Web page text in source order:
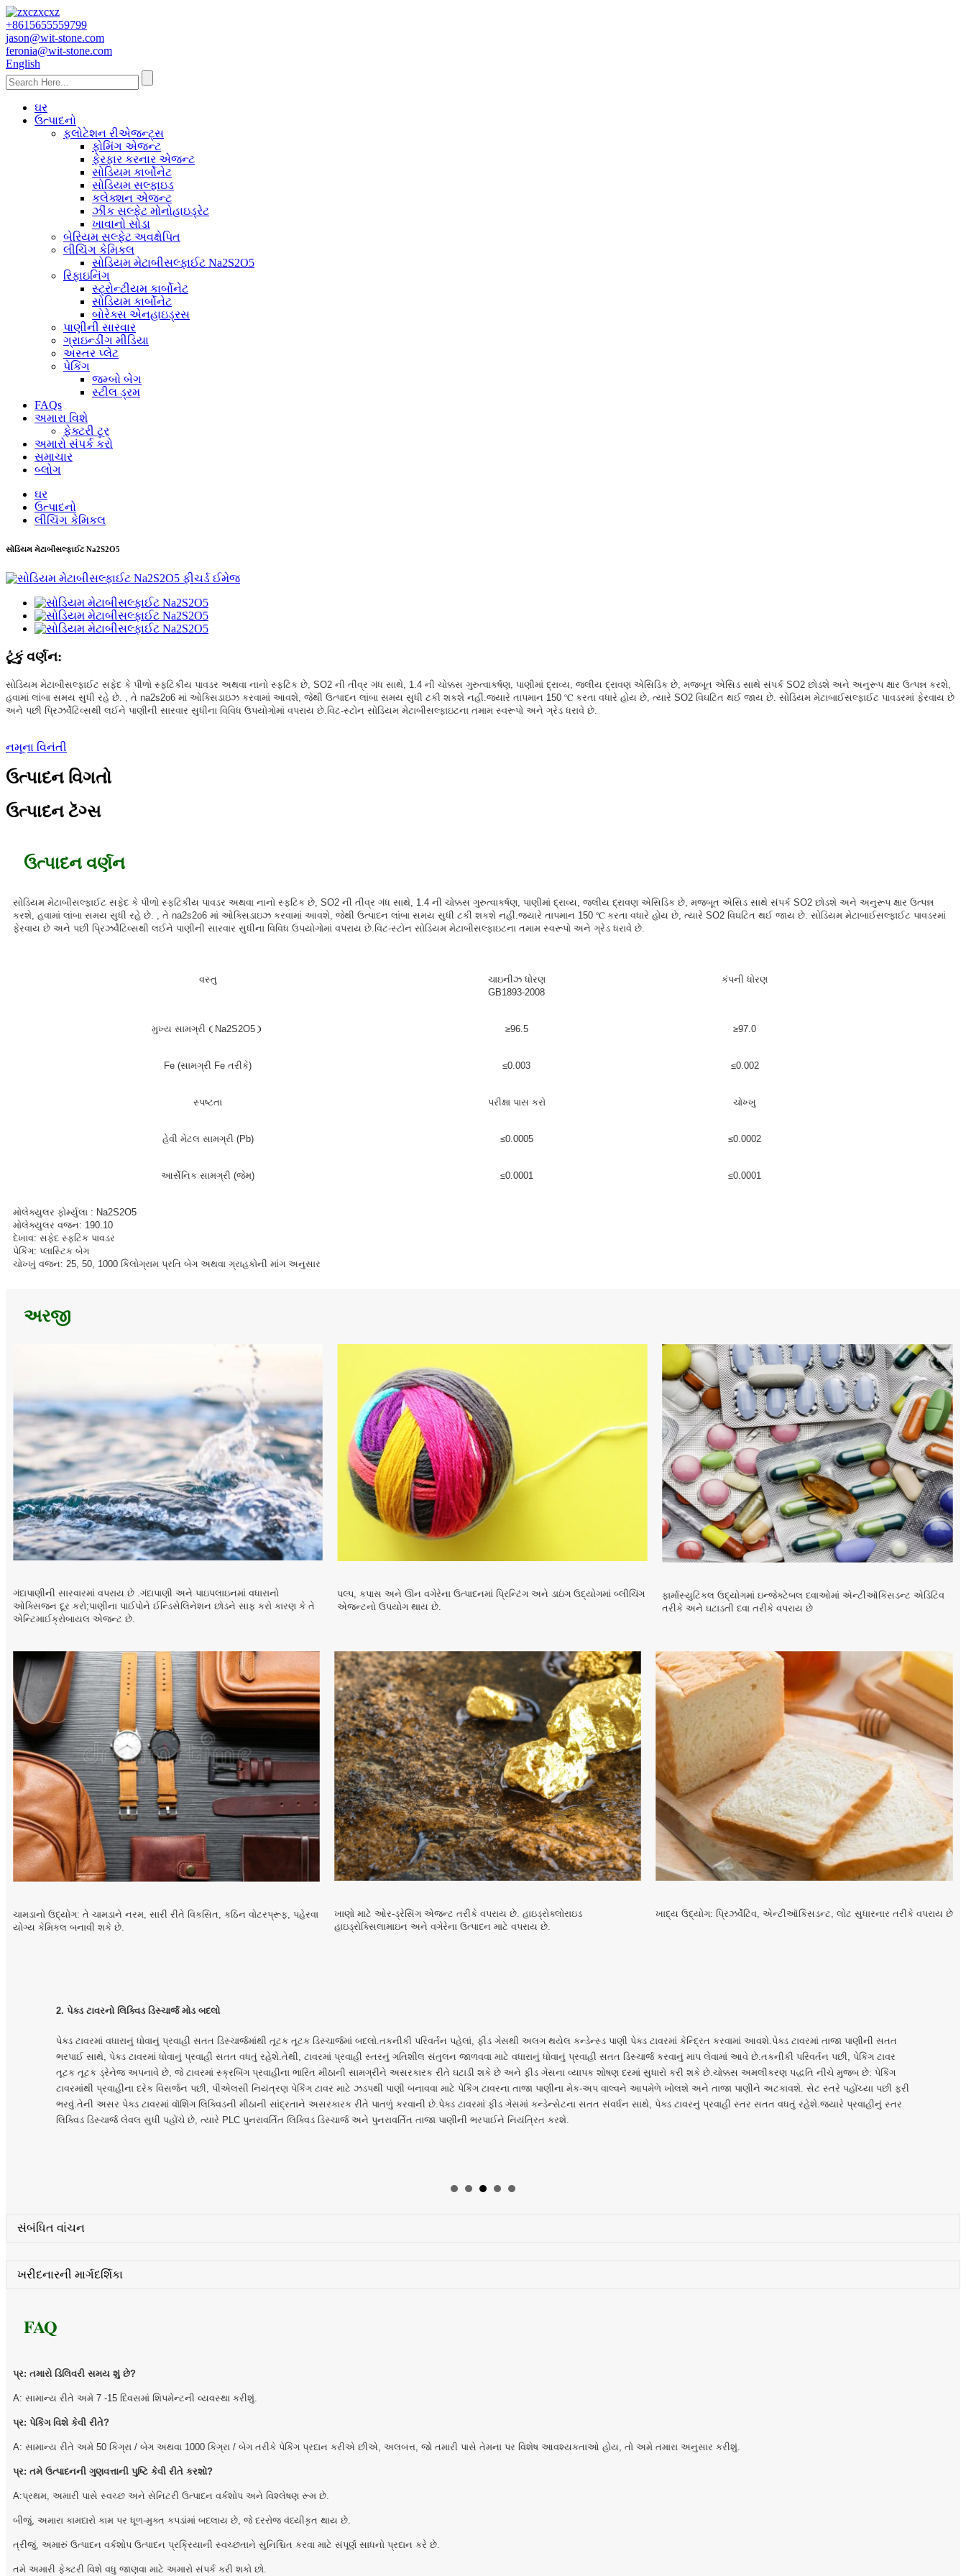
+8615655559799
jason@wit-stone.com
feronia@wit-stone.com
English
ઘર
ઉત્પાદનો
ફ્લોટેશન રીએજન્ટ્સ
ફોમિંગ એજન્ટ
ફેરફાર કરનાર એજન્ટ
સોડિયમ કાર્બોનેટ
સોડિયમ સલ્ફાઇડ
કલેક્શન એજન્ટ
ઝીંક સલ્ફેટ મોનોહાઇડ્રેટ
ખાવાનો સોડા
બેરિયમ સલ્ફેટ અવક્ષેપિત
લીચિંગ કેમિકલ
સોડિયમ મેટાબીસલ્ફાઈટ Na2S2O5
રિફાઇનિંગ
સ્ટ્રોન્ટીયમ કાર્બોનેટ
સોડિયમ કાર્બોનેટ
બોરેક્સ એનહાઇડ્રસ
પાણીની સારવાર
ગ્રાઇન્ડીંગ મીડિયા
અસ્તર પ્લેટ
પેકિંગ
જમ્બો બેગ
સ્ટીલ ડ્રમ
FAQs
અમારા વિશે
ફેક્ટરી ટૂર
અમારો સંપર્ક કરો
સમાચાર
બ્લોગ
ઘર
ઉત્પાદનો
લીચિંગ કેમિકલ
સોડિયમ મેટાબીસલ્ફાઈટ Na2S2O5
ટૂંકું વર્ણન:
સોડિયમ મેટાબીસલ્ફાઈટ સફેદ કે પીળો સ્ફટિકીય પાવડર અથવા નાનો સ્ફટિક છે, SO2 ની તીવ્ર ગંધ સાથે, 1.4 ની ચોક્કસ ગુરુત્વાકર્ષણ, પાણીમાં દ્રાવ્ય, જલીય દ્રાવણ એસિડિક છે, મજબૂત એસિડ સાથે સંપર્ક SO2 છોડશે અને અનુરૂપ ક્ષાર ઉત્પન્ન કરશે,
હવામાં લાંબા સમય સુધી રહે છે. , તે na2s2o6 માં ઓક્સિડાઇઝ કરવામાં આવશે, જેથી ઉત્પાદન લાંબા સમય સુધી ટકી શકશે નહીં.જ્યારે તાપમાન 150 ℃ કરતા વધારે હોય છે, ત્યારે SO2 વિઘટિત થઈ જાય છે. સોડિયમ મેટાબાઈસલ્ફાઈટ પાવડરમાં ફેરવાય છે
અને પછી પ્રિઝર્વેટિવ્સથી લઈને પાણીની સારવાર સુધીના વિવિધ ઉપયોગોમાં વપરાય છે.વિટ-સ્ટોન સોડિયમ મેટાબીસલ્ફાઇટના તમામ સ્વરૂપો અને ગ્રેડ ધરાવે છે.
નમૂના વિનંતી
ઉત્પાદન વિગતો
ઉત્પાદન ટૅગ્સ
ઉત્પાદન વર્ણન
સોડિયમ મેટાબીસલ્ફાઈટ સફેદ કે પીળો સ્ફટિકીય પાવડર અથવા નાનો સ્ફટિક છે, SO2 ની તીવ્ર ગંધ સાથે, 1.4 ની ચોક્કસ ગુરુત્વાકર્ષણ, પાણીમાં દ્રાવ્ય, જલીય દ્રાવણ એસિડિક છે, મજબૂત એસિડ સાથે સંપર્ક SO2 છોડશે અને અનુરૂપ ક્ષાર ઉત્પન્ન
કરશે, હવામાં લાંબા સમય સુધી રહે છે. , તે na2s2o6 માં ઓક્સિડાઇઝ કરવામાં આવશે, જેથી ઉત્પાદન લાંબા સમય સુધી ટકી શકશે નહીં.જ્યારે તાપમાન 150 ℃ કરતા વધારે હોય છે, ત્યારે SO2 વિઘટિત થઈ જાય છે. સોડિયમ મેટાબાઈસલ્ફાઈટ પાવડરમાં
ફેરવાય છે અને પછી પ્રિઝર્વેટિવ્સથી લઈને પાણીની સારવાર સુધીના વિવિધ ઉપયોગોમાં વપરાય છે.વિટ-સ્ટોન સોડિયમ મેટાબીસલ્ફાઇટના તમામ સ્વરૂપો અને ગ્રેડ ધરાવે છે.
વસ્તુ
ચાઇનીઝ ધોરણ
GB1893-2008
કંપની ધોરણ
મુખ્ય સામગ્રી（Na2S2O5） ≥96.5 ≥97.0
Fe (સામગ્રી Fe તરીકે) ≤0.003 ≤0.002
સ્પષ્ટતા પરીક્ષા પાસ કરો ચોખ્ખુ
હેવી મેટલ સામગ્રી (Pb) ≤0.0005 ≤0.0002
આર્સેનિક સામગ્રી (જેમ) ≤0.0001 ≤0.0001
મોલેક્યુલર ફોર્મ્યુલા : Na2S2O5
મોલેક્યુલર વજન: 190.10
દેખાવ: સફેદ સ્ફટિક પાવડર
પેકિંગ: પ્લાસ્ટિક બેગ
ચોખ્ખું વજન: 25, 50, 1000 કિલોગ્રામ પ્રતિ બેગ અથવા ગ્રાહકોની માંગ અનુસાર
અરજી
ગંદાપાણીની સારવારમાં વપરાય છે .ગંદાપાણી અને પાઇપલાઇનમાં વધારાનો
ઓક્સિજન દૂર કરો;પાણીના પાઈપોને ઈન્ડિસેલિનેશન છોડને સાફ કરો કારણ કે તે
એન્ટિમાઈક્રોબાયલ એજન્ટ છે.
પલ્પ, કપાસ અને ઊન વગેરેના ઉત્પાદનમાં પ્રિન્ટિંગ અને ડાઇંગ ઉદ્યોગમાં બ્લીચિંગ
એજન્ટનો ઉપયોગ થાય છે.
ફાર્માસ્યુટિકલ ઉદ્યોગમાં ઇન્જેક્ટેબલ દવાઓમાં એન્ટીઑકિસડન્ટ એડિટિવ
તરીકે અને ઘટાડતી દવા તરીકે વપરાય છે
ચામડાનો ઉદ્યોગ: તે ચામડાને નરમ, સારી રીતે વિકસિત, કઠિન વોટરપ્રૂફ, પહેરવા
યોગ્ય કેમિકલ બનાવી શકે છે.
ખાણો માટે ઓર-ડ્રેસિંગ એજન્ટ તરીકે વપરાય છે. હાઇડ્રોક્લોરાઇડ
હાઇડ્રોક્સિલામાઇન અને વગેરેના ઉત્પાદન માટે વપરાય છે.
ખાદ્ય ઉદ્યોગ: પ્રિઝર્વેટિવ, એન્ટીઑકિસડન્ટ, લોટ સુધારનાર તરીકે વપરાય છે
2. પેક્ડ ટાવરનો લિક્વિડ ડિસ્ચાર્જ મોડ બદલો
પેક્ડ ટાવરમાં વધારાનું ધોવાનું પ્રવાહી સતત ડિસ્ચાર્જમાંથી તૂટક તૂટક ડિસ્ચાર્જમાં બદલો.તકનીકી પરિવર્તન પહેલાં, ફીડ ગેસથી અલગ થયેલ કન્ડેન્સ્ડ પાણી પેક્ડ ટાવરમાં કેન્દ્રિત કરવામાં આવશે.પેક્ડ ટાવરમાં તાજા પાણીની સતત
ભરપાઈ સાથે, પેક્ડ ટાવરમાં ધોવાનું પ્રવાહી સતત વધતું રહેશે.તેથી, ટાવરમાં પ્રવાહી સ્તરનું ગતિશીલ સંતુલન જાળવવા માટે વધારાનું ધોવાનું પ્રવાહી સતત ડિસ્ચાર્જ કરવાનું માપ લેવામાં આવે છે.તકનીકી પરિવર્તન પછી, પેકિંગ ટાવર
તૂટક તૂટક ડ્રેનેજ અપનાવે છે, જે ટાવરમાં સ્ક્રબિંગ પ્રવાહીના ભારિત મીઠાની સામગ્રીને અસરકારક રીતે ઘટાડી શકે છે અને ફીડ ગેસના વ્યાપક શોષણ દરમાં સુધારો કરી શકે છે.ચોક્કસ અમલીકરણ પદ્ધતિ નીચે મુજબ છે: પેકિંગ
ટાવરમાંથી પ્રવાહીના દરેક વિસર્જન પછી, પીએલસી નિયંત્રણ પેકિંગ ટાવર માટે ઝડપથી પાણી બનાવવા માટે પેકિંગ ટાવરના તાજા પાણીના મેક-અપ વાલ્વને આપમેળે ખોલશે અને તાજા પાણીને અટકાવશે. સેટ સ્તરે પહોંચ્યા પછી ફરી
ભરવું.તેની અસર પેક્ડ ટાવરમાં વૉશિંગ લિક્વિડની મીઠાની સાંદ્રતાને અસરકારક રીતે પાતળું કરવાની છે.પેક્ડ ટાવરમાં ફીડ ગેસમાં કન્ડેન્સેટના સતત સંવર્ધન સાથે, પેક્ડ ટાવરનું પ્રવાહી સ્તર સતત વધતું રહેશે.જ્યારે પ્રવાહીનું સ્તર
લિક્વિડ ડિસ્ચાર્જ લેવલ સુધી પહોંચે છે, ત્યારે PLC પુનરાવર્તિત લિક્વિડ ડિસ્ચાર્જ અને પુનરાવર્તિત તાજા પાણીની ભરપાઈને નિયંત્રિત કરશે.
સંબંધિત વાંચન
ખરીદનારની માર્ગદર્શિકા
FAQ
પ્ર: તમારો ડિલિવરી સમય શું છે?
A: સામાન્ય રીતે અમે 7 -15 દિવસમાં શિપમેન્ટની વ્યવસ્થા કરીશું.
પ્ર: પેકિંગ વિશે કેવી રીતે?
A: સામાન્ય રીતે અમે 50 કિગ્રા / બેગ અથવા 1000 કિગ્રા / બેગ તરીકે પેકિંગ પ્રદાન કરીએ છીએ, અલબત્ત, જો તમારી પાસે તેમના પર વિશેષ આવશ્યકતાઓ હોય, તો અમે તમારા અનુસાર કરીશું.
પ્ર: તમે ઉત્પાદનની ગુણવત્તાની પુષ્ટિ કેવી રીતે કરશો?
A:પ્રથમ, અમારી પાસે સ્વચ્છ અને સેનિટરી ઉત્પાદન વર્કશોપ અને વિશ્લેષણ રૂમ છે.
બીજું, અમારા કામદારો કામ પર ધૂળ-મુક્ત કપડાંમાં બદલાય છે, જે દરરોજ વંધ્યીકૃત થાય છે.
ત્રીજું, અમારું ઉત્પાદન વર્કશોપ ઉત્પાદન પ્રક્રિયાની સ્વચ્છતાને સુનિશ્ચિત કરવા માટે સંપૂર્ણ સાધનો પ્રદાન કરે છે.
તમે અમારી ફેક્ટરી વિશે વધુ જાણવા માટે અમારો સંપર્ક કરી શકો છો.